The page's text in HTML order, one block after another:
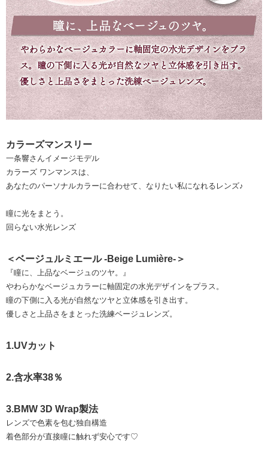
カラーズマンスリー
一条響さんイメージモデル
カラーズ ワンマンスは、
あなたのパーソナルカラーに合わせて、なりたい私になれるレンズ♪
瞳に光をまとう。
回らない水光レンズ
＜ベージュルミエール -Beige Lumière-＞
『瞳に、上品なベージュのツヤ。』
やわらかなベージュカラーに軸固定の水光デザインをプラス。
瞳の下側に入る光が自然なツヤと立体感を引き出す。
優しさと上品さをまとった洗練ベージュレンズ。
1.UVカット
2.含水率38％
3.BMW 3D Wrap製法
レンズで色素を包む独自構造
着色部分が直接瞳に触れず安心です♡